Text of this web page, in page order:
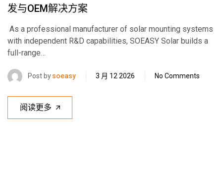
发与OEM解决方案
As a professional manufacturer of solar mounting systems
with independent R&D capabilities, SOEASY Solar builds a
full-range…
Post bysoeasy 3 月 12 2026 No Comments
阅读更多